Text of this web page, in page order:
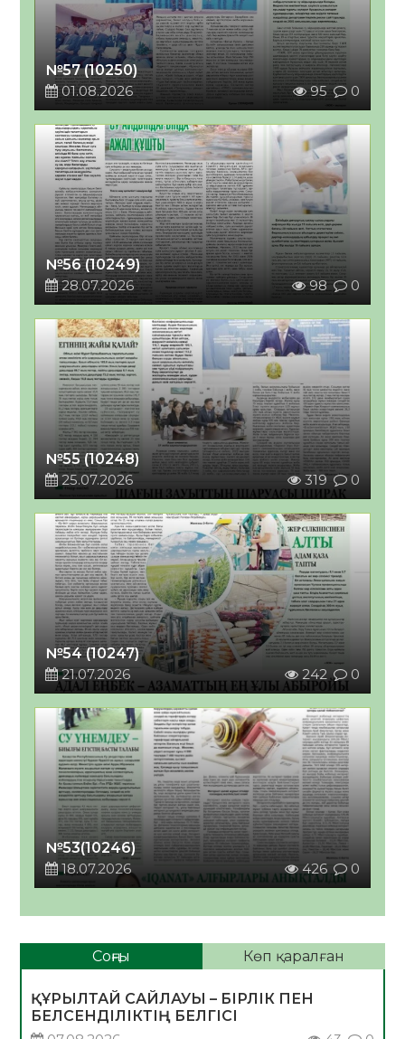
№57 (10250)
01.08.2026
95 0
№56 (10249)
28.07.2026
98 0
№55 (10248)
25.07.2026
319 0
№54 (10247)
21.07.2026
242 0
№53(10246)
18.07.2026
426 0
Соңғы Көп қаралған
ҚҰРЫЛТАЙ САЙЛАУЫ – БІРЛІК ПЕН
БЕЛСЕНДІЛІКТІҢ БЕЛГІСІ